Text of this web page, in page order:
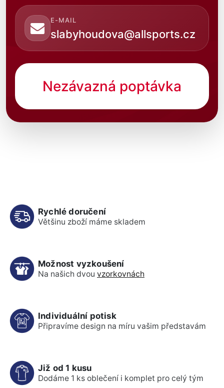
E-MAIL
slabyhoudova@allsports.cz
Nezávazná poptávka
Rychlé doručení
Většinu zboží máme skladem
Možnost vyzkoušení
Na našich dvou vzorkovnách
Individuální potisk
Připravíme design na míru vašim představám
Již od 1 kusu
Dodáme 1 ks oblečení i komplet pro celý tým